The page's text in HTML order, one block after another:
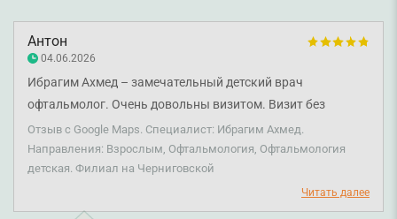
Антон
04.06.2026
Ибрагим Ахмед – замечательный детский врач
офтальмолог. Очень довольны визитом. Визит без
стресса для ребенка, хотя и назначили носить очки.
Отзыв с Google Maps. Специалист: Ибрагим Ахмед.
Направления: Взрослым, Офтальмология, Офтальмология
детская. Филиал на Черниговской
Читать далее